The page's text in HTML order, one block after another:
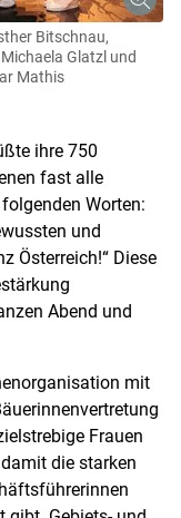
Bitschnau,
Glatzl und
Mathis
ihre 750
fast alle
Worten:
und
Österreich!“ Diese
Abend und
mit
Frauen
die starken